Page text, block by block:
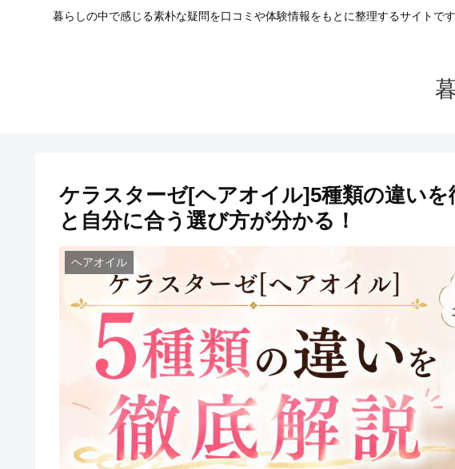
暮らしの中で感じる素朴な疑問を口コミや体験情報をもとに整理するサイト
ケラスターゼ[ヘアオイル]5種類の違いを
と自分に合う選び方が分かる！
ヘアオイル